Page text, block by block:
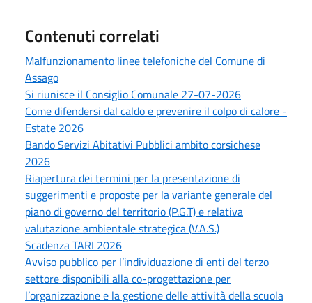
Contenuti correlati
Malfunzionamento linee telefoniche del Comune di
Assago
Si riunisce il Consiglio Comunale 27-07-2026
Come difendersi dal caldo e prevenire il colpo di calore -
Estate 2026
Bando Servizi Abitativi Pubblici ambito corsichese
2026
Riapertura dei termini per la presentazione di
suggerimenti e proposte per la variante generale del
piano di governo del territorio (P.G.T) e relativa
valutazione ambientale strategica (V.A.S.)
Scadenza TARI 2026
Avviso pubblico per l’individuazione di enti del terzo
settore disponibili alla co-progettazione per
l’organizzazione e la gestione delle attività della scuola